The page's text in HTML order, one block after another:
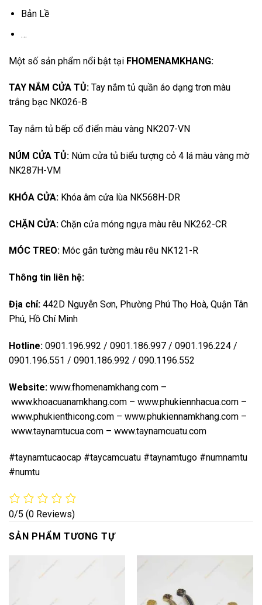
Bản Lề
…
Một số sản phẩm nổi bật tại FHOMENAMKHANG:
TAY NẮM CỬA TỦ: Tay nắm tủ quần áo dạng trơn màu
trắng bạc NK026-B
Tay nắm tủ bếp cổ điển màu vàng NK207-VN
NÚM CỬA TỦ: Núm cửa tủ biểu tượng cỏ 4 lá màu vàng mờ
NK287H-VM
KHÓA CỬA: Khóa âm cửa lùa NK568H-DR
CHẶN CỬA: Chặn cửa móng ngựa màu rêu NK262-CR
MÓC TREO: Móc gắn tường màu rêu NK121-R
Thông tin liên hệ:
Địa chỉ: 442D Nguyễn Sơn, Phường Phú Thọ Hoà, Quận Tân
Phú, Hồ Chí Minh
Hotline: 0901.196.992 / 0901.186.997 / 0901.196.224 /
0901.196.551 / 0901.186.992 / 090.1196.552
Website: www.fhomenamkhang.com –
www.khoacuanamkhang.com – www.phukiennhacua.com –
www.phukienthicong.com – www.phukiennamkhang.com –
www.taynamtucua.com – www.taynamcuatu.com
#taynamtucaocap #taycamcuatu #taynamtugo #numnamtu
#numtu
0/5 (0 Reviews)
SẢN PHẨM TƯƠNG TỰ